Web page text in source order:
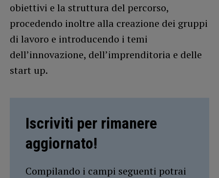
obiettivi e la struttura del percorso,
procedendo inoltre alla creazione dei gruppi
di lavoro e introducendo i temi
dell’innovazione, dell’imprenditoria e delle
start up.
Iscriviti per rimanere
aggiornato!
Compilando i campi seguenti potrai